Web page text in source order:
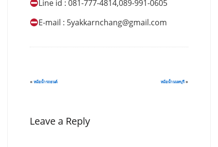
Line id : 081-777-4814,089-991-0605
E-mail : 5yakkarnchang@gmail.com
« หม้อน้ำรถยนต์ หม้อน้ำนนทบุรี»
Leave a Reply